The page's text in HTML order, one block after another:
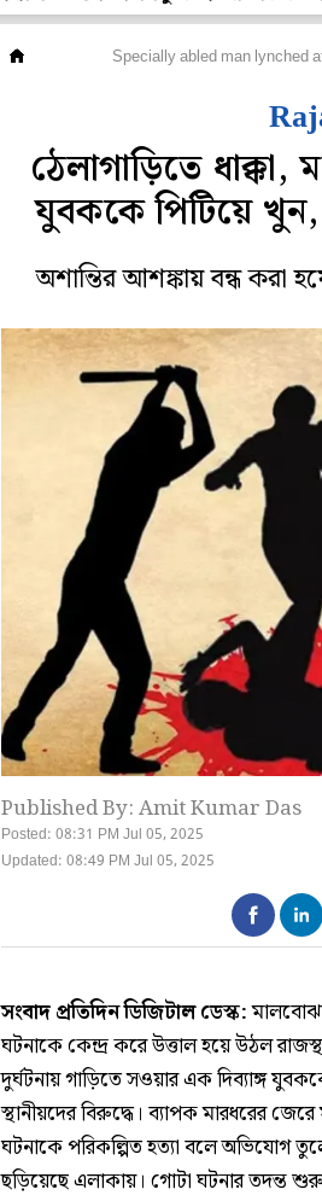
Specially abled man lynched
ঠেলাগাড়িতে ধাক্কা,
যুবককে পিটিয়ে খুন,
অশান্তির আশঙ্কায় বন্ধ করা
Published By: Amit Kumar Das
Posted: 08:31 PM Jul 05, 2025
Updated: 08:49 PM Jul 05, 2025
সংবাদ প্রতিদিন ডিজিটাল ডেস্ক:
ঘটনাকে কেন্দ্র করে উত্তাল হয়ে উঠল
দুর্ঘটনায় গাড়িতে সওয়ার এক দিব্যাঙ্গ
স্থানীয়দের বিরুদ্ধে। ব্যাপক মারধরের
ঘটনাকে পরিকল্পিত হত্যা বলে অভিযোগ
ছড়িয়েছে এলাকায়। গোটা ঘটনার তদন্ত